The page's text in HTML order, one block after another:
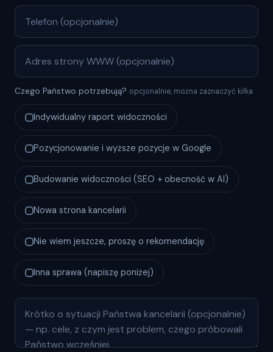
Czego Państwo potrzebują? opcjonalnie, można zaznaczyć kilka
Indywidualny raport widoczności
Pozycjonowanie i wyższe pozycje w Google
Budowanie widoczności (SEO + obecność w AI)
Nowa strona kancelarii
Nie wiem jeszcze, proszę o rekomendację
Inna sprawa (napiszę poniżej)